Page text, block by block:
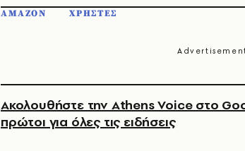
AMAZON ΧΡΗΣΤΕΣ
Ακολουθήστε την Athens Voice στο
πρώτοι για όλες τις ειδήσεις